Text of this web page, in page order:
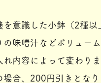
を意識した小鉢（2種
味噌汁などボリューム
内容によって変わり
合、200円引きとなり